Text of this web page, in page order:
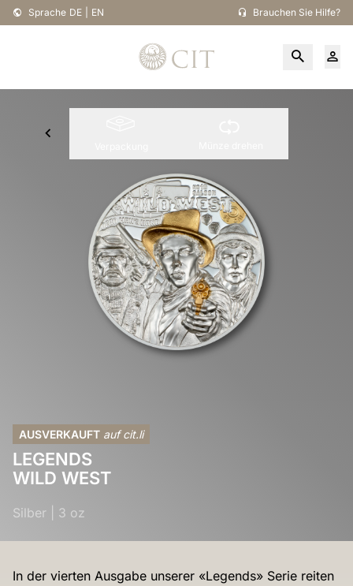
Sprache DE EN Brauchen Sie Hilfe?
AUSVERKAUFT auf cit.li
LEGENDS
WILD WEST
Silber 3 oz
In der vierten Ausgabe unserer «Legends» Serie reiten